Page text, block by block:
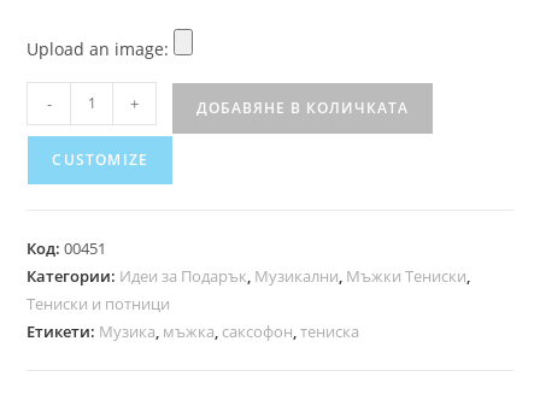
Upload an image:
- + ДОБАВЯНЕ В КОЛИЧКАТА
CUSTOMIZE
Код:00451
Категории: Идеи за Подарък, Музикални, Мъжки Тениски,
Тениски и потници
Етикети: Музика, мъжка, саксофон,тениска